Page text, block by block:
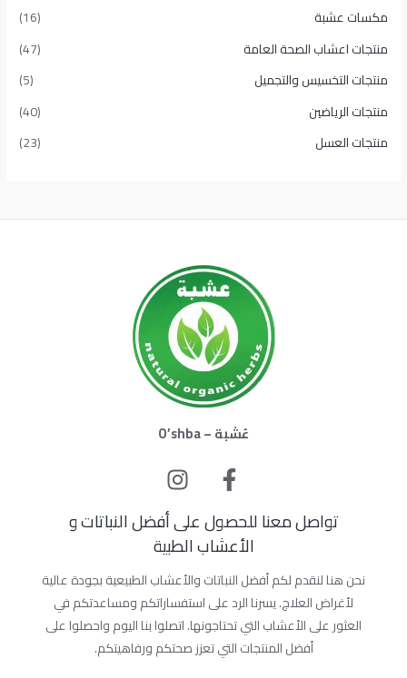
مكسات عشبة
(16)
منتجات اعشاب الصحة العامة
(47)
منتجات التخسيس والتجميل
(5)
منتجات الرياضين
(40)
منتجات العسل
(23)
عُشبة – O’shba
تواصل معنا للحصول على أفضل النباتات و
الأعشاب الطبية
نحن هنا لنقدم لكم أفضل النباتات والأعشاب الطبيعية بجودة عالية
لأغراض العلاج. يسرنا الرد على استفساراتكم ومساعدتكم في
العثور على الأعشاب التي تحتاجونها. اتصلوا بنا اليوم واحصلوا على
أفضل المنتجات التي تعزز صحتكم ورفاهيتكم.